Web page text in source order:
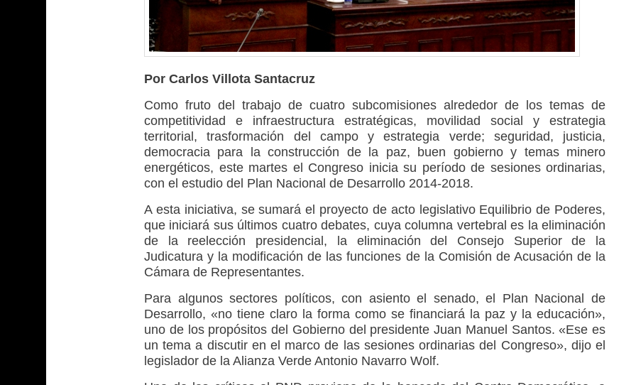
Por Carlos Villota Santacruz
Como fruto del trabajo de cuatro subcomisiones alrededor de los temas de
competitividad e infraestructura estratégicas, movilidad social y estrategia
territorial, trasformación del campo y estrategia verde; seguridad, justicia,
democracia para la construcción de la paz, buen gobierno y temas minero
energéticos, este martes el Congreso inicia su período de sesiones ordinarias,
con el estudio del Plan Nacional de Desarrollo 2014-2018.
A esta iniciativa, se sumará el proyecto de acto legislativo Equilibrio de Poderes,
que iniciará sus últimos cuatro debates, cuya columna vertebral es la eliminación
de la reelección presidencial, la eliminación del Consejo Superior de la
Judicatura y la modificación de las funciones de la Comisión de Acusación de la
Cámara de Representantes.
Para algunos sectores políticos, con asiento el senado, el Plan Nacional de
Desarrollo, «no tiene claro la forma como se financiará la paz y la educación»,
uno de los propósitos del Gobierno del presidente Juan Manuel Santos. «Ese es
un tema a discutir en el marco de las sesiones ordinarias del Congreso», dijo el
legislador de la Alianza Verde Antonio Navarro Wolf.